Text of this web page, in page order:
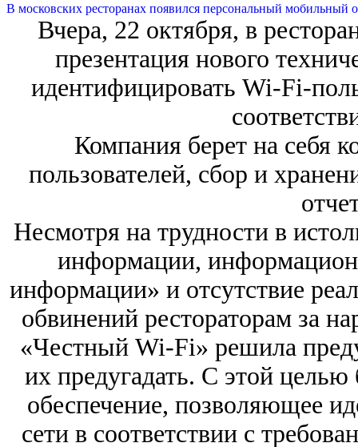
В московских ресторанах появился персональный мобильный
Вчера, 22 октября, в
презентация нового
идентифицировать Wi-Fi-
Компания берет на себя
пользователей, сбор и
Несмотря на трудности в
информации,
информации» и отсутствие
обвинений рестораторам за
«Честный Wi-Fi» решила
их предугадать. С этой
обеспечение, позволяющее
сети в соответствии с